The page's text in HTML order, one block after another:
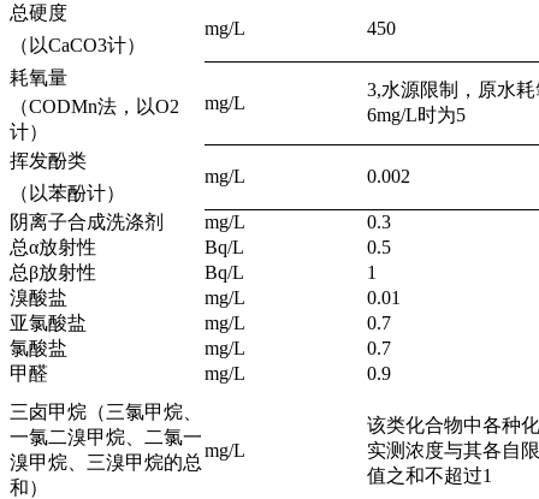
总硬度
mg/L
450
（以CaCO3计）
耗氧量
mg/L
3,水源限制，原水
6mg/L时为5
（CODMn法，以O2
计）
挥发酚类
mg/L
0.002
（以苯酚计）
阴离子合成洗涤剂
mg/L
0.3
总α放射性
Bq/L
0.5
总β放射性
Bq/L
1
溴酸盐
mg/L
0.01
亚氯酸盐
mg/L
0.7
氯酸盐
mg/L
0.7
甲醛
mg/L
0.9
三卤甲烷（三氯甲烷、
一氯二溴甲烷、二氯一
溴甲烷、三溴甲烷的总
和）
mg/L
该类化合物中各种
实测浓度与其各自
值之和不超过1